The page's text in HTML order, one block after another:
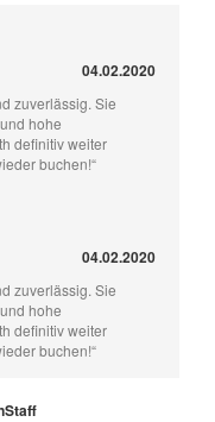
04.02.2020
zuverlässig. Sie
hohe
definitiv weiter
buchen!“
04.02.2020
zuverlässig. Sie
hohe
definitiv weiter
buchen!“